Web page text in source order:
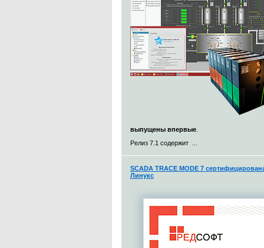
выпущены впервые
Релиз 7.1 содержит ...
SCADA TRACE MODE 7
Линукс